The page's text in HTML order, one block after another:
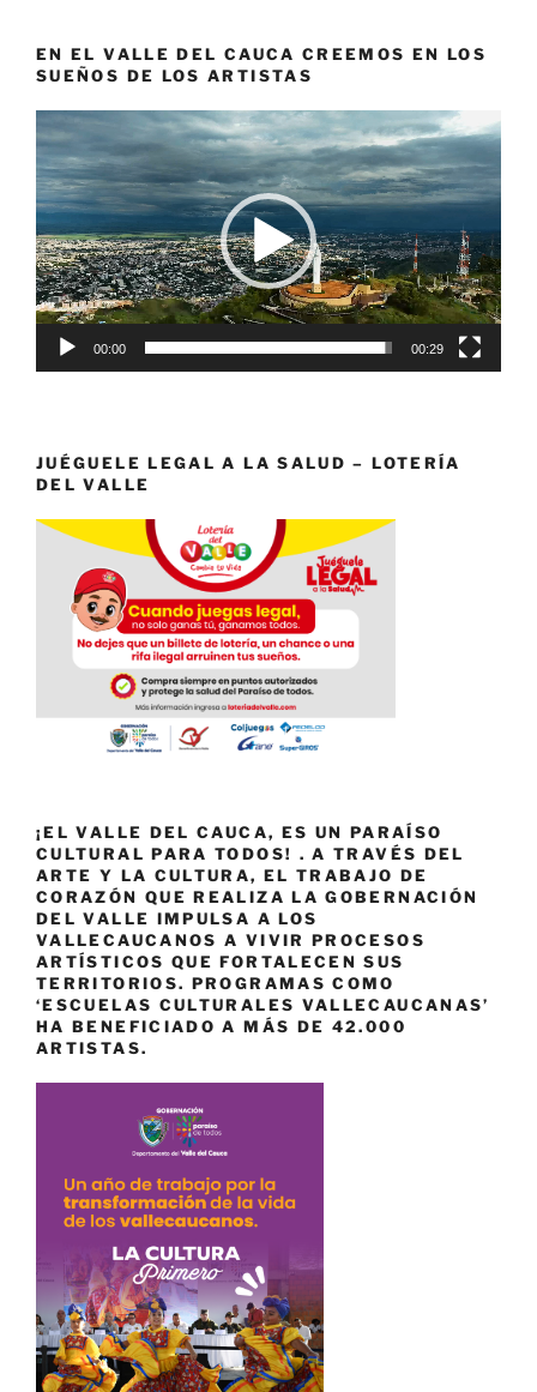
EN EL VALLE DEL CAUCA CREEMOS EN LOS
SUEÑOS DE LOS ARTISTAS
Reproductor
de
vídeo
00:00 00:29
JUÉGUELE LEGAL A LA SALUD – LOTERÍA
DEL VALLE
¡EL VALLE DEL CAUCA, ES UN PARAÍSO
CULTURAL PARA TODOS! . A TRAVÉS DEL
ARTE Y LA CULTURA, EL TRABAJO DE
CORAZÓN QUE REALIZA LA GOBERNACIÓN
DEL VALLE IMPULSA A LOS
VALLECAUCANOS A VIVIR PROCESOS
ARTÍSTICOS QUE FORTALECEN SUS
TERRITORIOS. PROGRAMAS COMO
‘ESCUELAS CULTURALES VALLECAUCANAS’
HA BENEFICIADO A MÁS DE 42.000
ARTISTAS.